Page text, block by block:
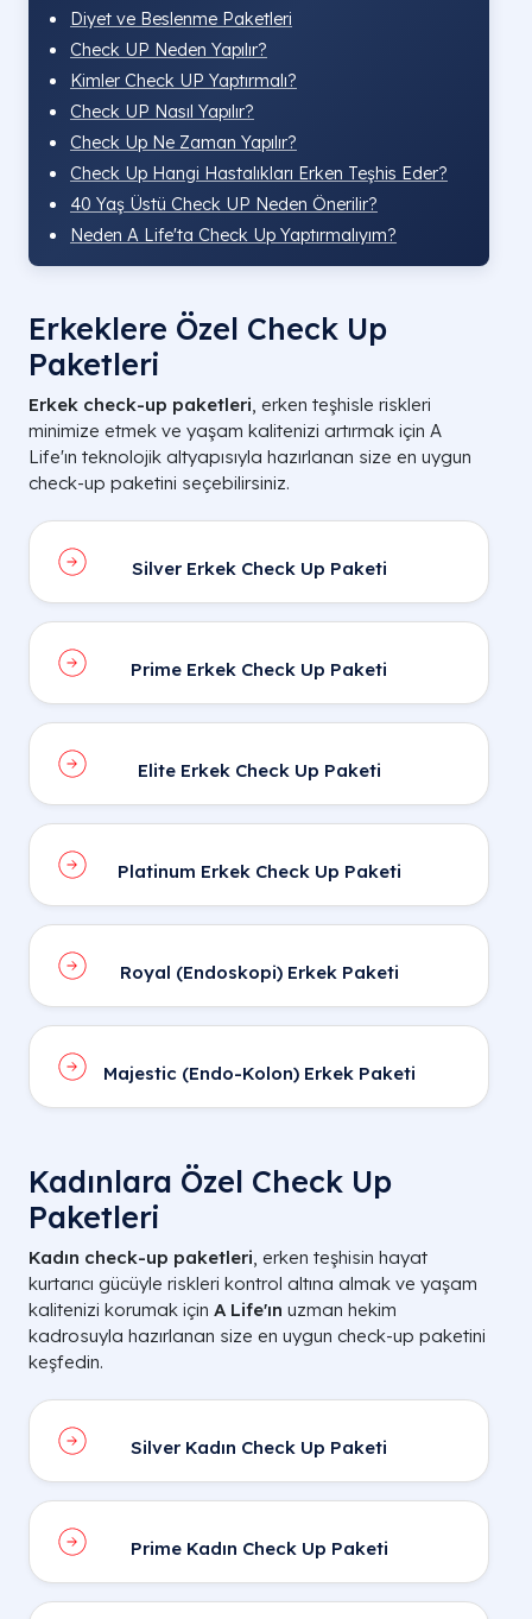
Diyet ve Beslenme Paketleri
Check UP Neden Yapılır?
Kimler Check UP Yaptırmalı?
Check UP Nasıl Yapılır?
Check Up Ne Zaman Yapılır?
Check Up Hangi Hastalıkları Erken Teşhis Eder?
40 Yaş Üstü Check UP Neden Önerilir?
Neden A Life'ta Check Up Yaptırmalıyım?
Erkeklere Özel Check Up
Paketleri
Erkek check-up paketleri, erken teşhisle riskleri
minimize etmek ve yaşam kalitenizi artırmak için A
Life'ın teknolojik altyapısıyla hazırlanan size en uygun
check-up paketini seçebilirsiniz.
Silver Erkek Check Up Paketi
Prime Erkek Check Up Paketi
Elite Erkek Check Up Paketi
Platinum Erkek Check Up Paketi
Royal (Endoskopi) Erkek Paketi
Majestic (Endo-Kolon) Erkek Paketi
Kadınlara Özel Check Up
Paketleri
Kadın check-up paketleri, erken teşhisin hayat
kurtarıcı gücüyle riskleri kontrol altına almak ve yaşam
kalitenizi korumak için A Life'ın uzman hekim
kadrosuyla hazırlanan size en uygun check-up paketini
keşfedin.
Silver Kadın Check Up Paketi
Prime Kadın Check Up Paketi